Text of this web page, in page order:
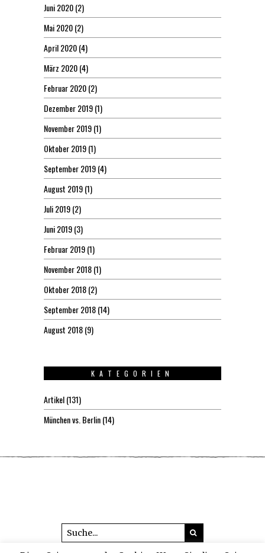
Juni 2020(2)
Mai 2020(2)
April 2020(4)
März 2020(4)
Februar 2020(2)
Dezember 2019(1)
November 2019(1)
Oktober 2019(1)
September 2019(4)
August 2019(1)
Juli 2019(2)
Juni 2019(3)
Februar 2019(1)
November 2018(1)
Oktober 2018(2)
September 2018(14)
August 2018(9)
KATEGORIEN
Artikel(131)
München vs. Berlin(14)